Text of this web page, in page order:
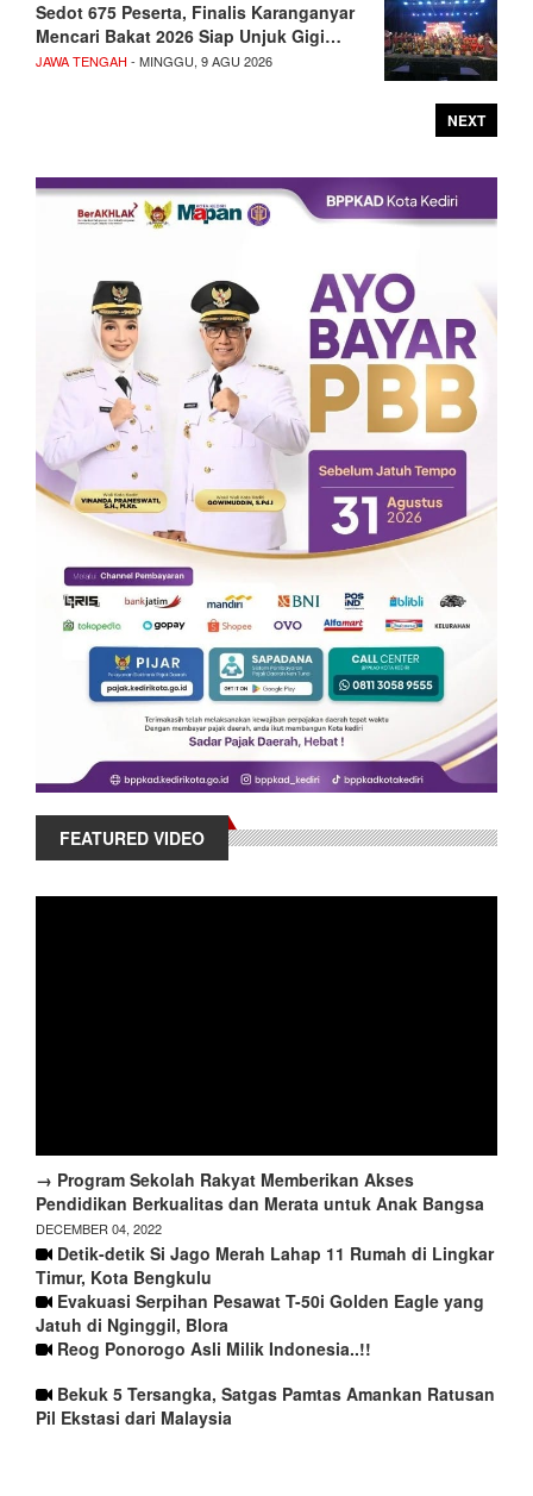
Sedot 675 Peserta, Finalis Karanganyar
Mencari Bakat 2026 Siap Unjuk Gigi…
JAWA TENGAH - MINGGU, 9 AGU 2026
NEXT
FEATURED VIDEO
→ Program Sekolah Rakyat Memberikan Akses
Pendidikan Berkualitas dan Merata untuk Anak Bangsa
DECEMBER 04, 2022
Detik-detik Si Jago Merah Lahap 11 Rumah di Lingkar
Timur, Kota Bengkulu
Evakuasi Serpihan Pesawat T-50i Golden Eagle yang
Jatuh di Nginggil, Blora
Reog Ponorogo Asli Milik Indonesia..!!
Bekuk 5 Tersangka, Satgas Pamtas Amankan Ratusan
Pil Ekstasi dari Malaysia